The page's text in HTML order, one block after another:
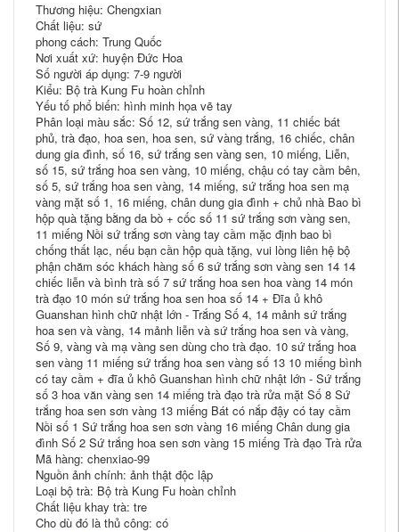
Thương hiệu: Chengxian
Chất liệu: sứ
phong cách: Trung Quốc
Nơi xuất xứ: huyện Đức Hoa
Số người áp dụng: 7-9 người
Kiểu: Bộ trà Kung Fu hoàn chỉnh
Yếu tố phổ biến: hình minh họa vẽ tay
Phân loại màu sắc: Số 12, sứ trắng sen vàng, 11 chiếc bát
phủ, trà đạo, hoa sen, hoa sen, sứ vàng trắng, 16 chiếc, chân
dung gia đình, số 16, sứ trắng sen vàng sen, 10 miếng, Liễn,
số 15, sứ trắng hoa sen vàng, 10 miếng, chậu có tay cầm bên,
số 5, sứ trắng hoa sen vàng, 14 miếng, sứ trắng hoa sen mạ
vàng mặt số 1, 16 miếng, chân dung gia đình + chủ nhà Bao bì
hộp quà tặng bằng da bò + cốc số 11 sứ trắng sơn vàng sen,
11 miếng Nồi sứ trắng sơn vàng tay cầm mặc định bao bì
chống thất lạc, nếu bạn cần hộp quà tặng, vui lòng liên hệ bộ
phận chăm sóc khách hàng số 6 sứ trắng sơn vàng sen 14 14
chiếc liễn và bình trà số 7 sứ trắng hoa sen hoa vàng 14 món
trà đạo 10 món sứ trắng hoa sen hoa số 14 + Đĩa ủ khô
Guanshan hình chữ nhật lớn - Trắng Số 4, 14 mảnh sứ trắng
hoa sen và vàng, 14 mảnh liễn và sứ trắng hoa sen và vàng,
Số 9, vàng và mạ vàng sen dùng cho trà đạo. 10 sứ trắng hoa
sen vàng 11 miếng sứ trắng hoa sen vàng số 13 10 miếng bình
có tay cầm + đĩa ủ khô Guanshan hình chữ nhật lớn - Sứ trắng
số 3 hoa văn vàng sen 14 miếng trà đạo trà rửa mặt Số 8 Sứ
trắng hoa sen sơn vàng 13 miếng Bát có nắp đậy có tay cầm
Nồi số 1 Sứ trắng hoa sen sơn vàng 16 miếng Chân dung gia
đình Số 2 Sứ trắng hoa sen sơn vàng 15 miếng Trà đạo Trà rửa
Mã hàng: chenxiao-99
Nguồn ảnh chính: ảnh thật độc lập
Loại bộ trà: Bộ trà Kung Fu hoàn chỉnh
Chất liệu khay trà: tre
Cho dù đó là thủ công: có